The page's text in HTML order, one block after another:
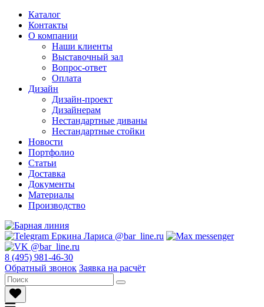
Каталог
Контакты
О компании
Наши клиенты
Выставочный зал
Вопрос-ответ
Оплата
Дизайн
Дизайн-проект
Дизайнерам
Нестандартные диваны
Нестандартные стойки
Новости
Портфолио
Статьи
Доставка
Документы
Материалы
Производство
8 (495) 981-46-30
Обратный звонок Заявка на расчёт